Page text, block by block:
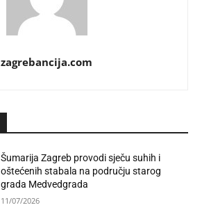
zagrebancija.com
Šumarija Zagreb provodi sječu suhih i
oštećenih stabala na području starog
grada Medvedgrada
11/07/2026